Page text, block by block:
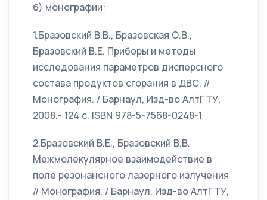
б) монографии:
1.Бразовский В.В., Бразовская О.В.,
Бразовский В.Е. Приборы и методы
исследования параметров дисперсного
состава продуктов сгорания в ДВС. //
Монография. / Барнаул, Изд-во АлтГТУ,
2008.- 124 с. ISBN 978-5-7568-0248-1
2.Бразовский В.Е., Бразовский В.В.
Межмолекулярное взаимодействие в
поле резонансного лазерного излучения
// Монография. / Барнаул, Изд-во АлтГТУ,